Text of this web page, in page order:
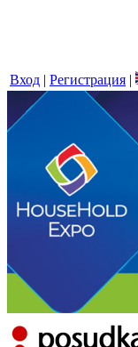
Вход | Регистрация |